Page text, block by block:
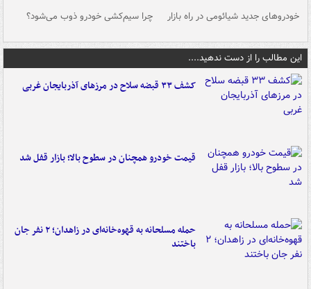
خودروهای جدید شیائومی در راه بازار چرا سیم‌کشی خودرو ذوب می‌شود؟
این مطالب را از دست ندهید....
کشف ۳۳ قبضه سلاح در مرزهای آذربایجان غربی
قیمت خودرو همچنان در سطوح بالا؛ بازار قفل شد
حمله مسلحانه به قهوه‌خانه‌ای در زاهدان؛ ۲ نفر جان
باختند